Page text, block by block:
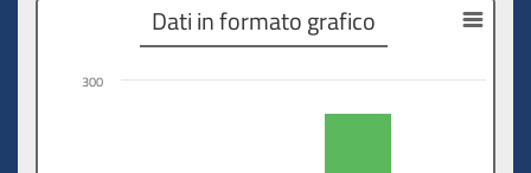
300
Dati in formato grafico